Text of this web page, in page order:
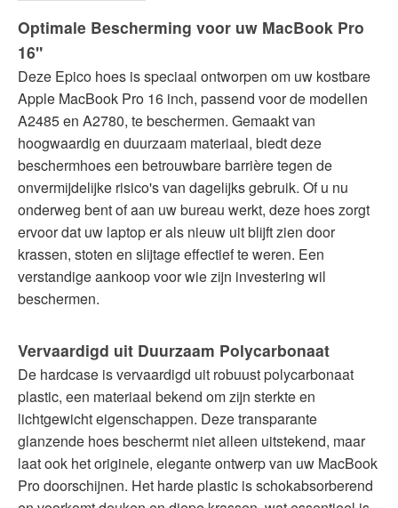
Optimale Bescherming voor uw MacBook Pro
16"
Deze Epico hoes is speciaal ontworpen om uw kostbare
Apple MacBook Pro 16 inch, passend voor de modellen
A2485 en A2780, te beschermen. Gemaakt van
hoogwaardig en duurzaam materiaal, biedt deze
beschermhoes een betrouwbare barrière tegen de
onvermijdelijke risico's van dagelijks gebruik. Of u nu
onderweg bent of aan uw bureau werkt, deze hoes zorgt
ervoor dat uw laptop er als nieuw uit blijft zien door
krassen, stoten en slijtage effectief te weren. Een
verstandige aankoop voor wie zijn investering wil
beschermen.
Vervaardigd uit Duurzaam Polycarbonaat
De hardcase is vervaardigd uit robuust polycarbonaat
plastic, een materiaal bekend om zijn sterkte en
lichtgewicht eigenschappen. Deze transparante
glanzende hoes beschermt niet alleen uitstekend, maar
laat ook het originele, elegante ontwerp van uw MacBook
Pro doorschijnen. Het harde plastic is schokabsorberend